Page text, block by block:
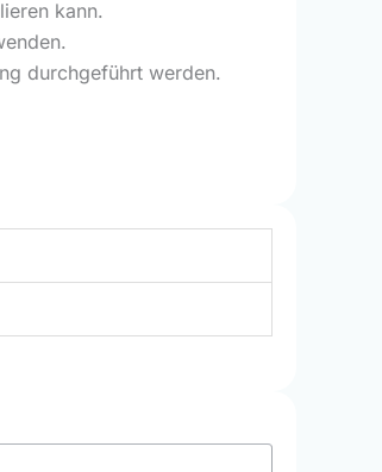
kann.
durchgeführt werden.